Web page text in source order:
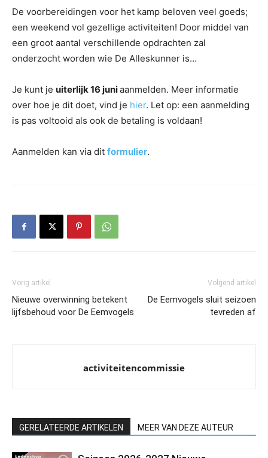
De voorbereidingen voor het kamp beloven veel goeds;
een weekend vol gezellige activiteiten! Door middel van
een groot aantal verschillende opdrachten zal
onderzocht worden wie De Alleskunner is…
Je kunt je uiterlijk 16 juniaanmelden. Meer informatie
over hoe je dit doet, vind je hier. Let op: een aanmelding
is pas voltooid als ook de betaling is voldaan!
Aanmelden kan via dit formulier.
Vorig artikel
Nieuwe overwinning betekent
lijfsbehoud voor De Eemvogels
Volgend artikel
De Eemvogels sluit seizoen
tevreden af
activiteitencommissie
GERELATEERDE ARTIKELEN MEER VAN DEZE AUTEUR